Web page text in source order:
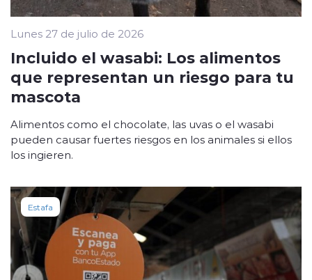
Lunes 27 de julio de 2026
Incluido el wasabi: Los alimentos
que representan un riesgo para tu
mascota
Alimentos como el chocolate, las uvas o el wasabi
pueden causar fuertes riesgos en los animales si ellos
los ingieren.
Estafa